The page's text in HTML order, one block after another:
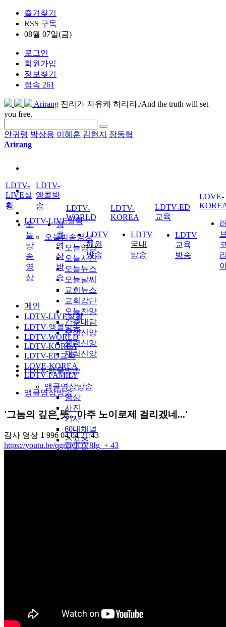
즐겨찾기
RSS 구독
08월 07일(금)
로그인
회원가입
정보찾기
접속 261
Arirang 진리가 자유케 하리라./And the truth will set
you free.
안귀령 박상용 이혜훈 김현지
장동혁
Arirang
LDTV-LIVE실황
오늘방송영상
오늘영상
오늘사진
오늘뉴스
오늘날씨
교회뉴스
교회강단
오늘찬양
간증대담
중생신앙
성령신앙
재림신앙
LDTV-앵콜방송
앵콜영상방송
영상
사진
기사
60대채널
스포츠
꽃화원
LDTV-
LIVE실
황
오
늘
방
송
영
상
LDTV-
앵콜방
송
앵
콜
영
상
방
송
LDTV-
WORLD
LDTV
해외
방송
LDTV-
KOREA
LDTV
국내
방송
LDTV-ED
교육
LDTV
교육
방송
LOVE-
메인
LDTV-LIVE실황
LDTV-앵콜방송
LDTV-WORLD
LDTV-KOREA
LDTV-ED교육
LOVE-KOREA
LDTV-FAMILY
앵콜영상방송
'그놈의 깊은 뜻...아주 노이로제 걸리겠네...'
감사 영상 1 996 04.04 21:43
https://youtu.be/qgnbylOV8Ig + 43